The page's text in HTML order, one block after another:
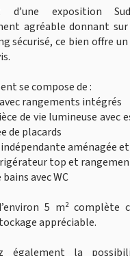
d’une exposition
agréable donnant
sécurisé, ce bien offre
se compose de :
rangements intégrés
de vie lumineuse avec
de placards
aménagée
top et
avec WC
5 m² complète
appréciable.
également la